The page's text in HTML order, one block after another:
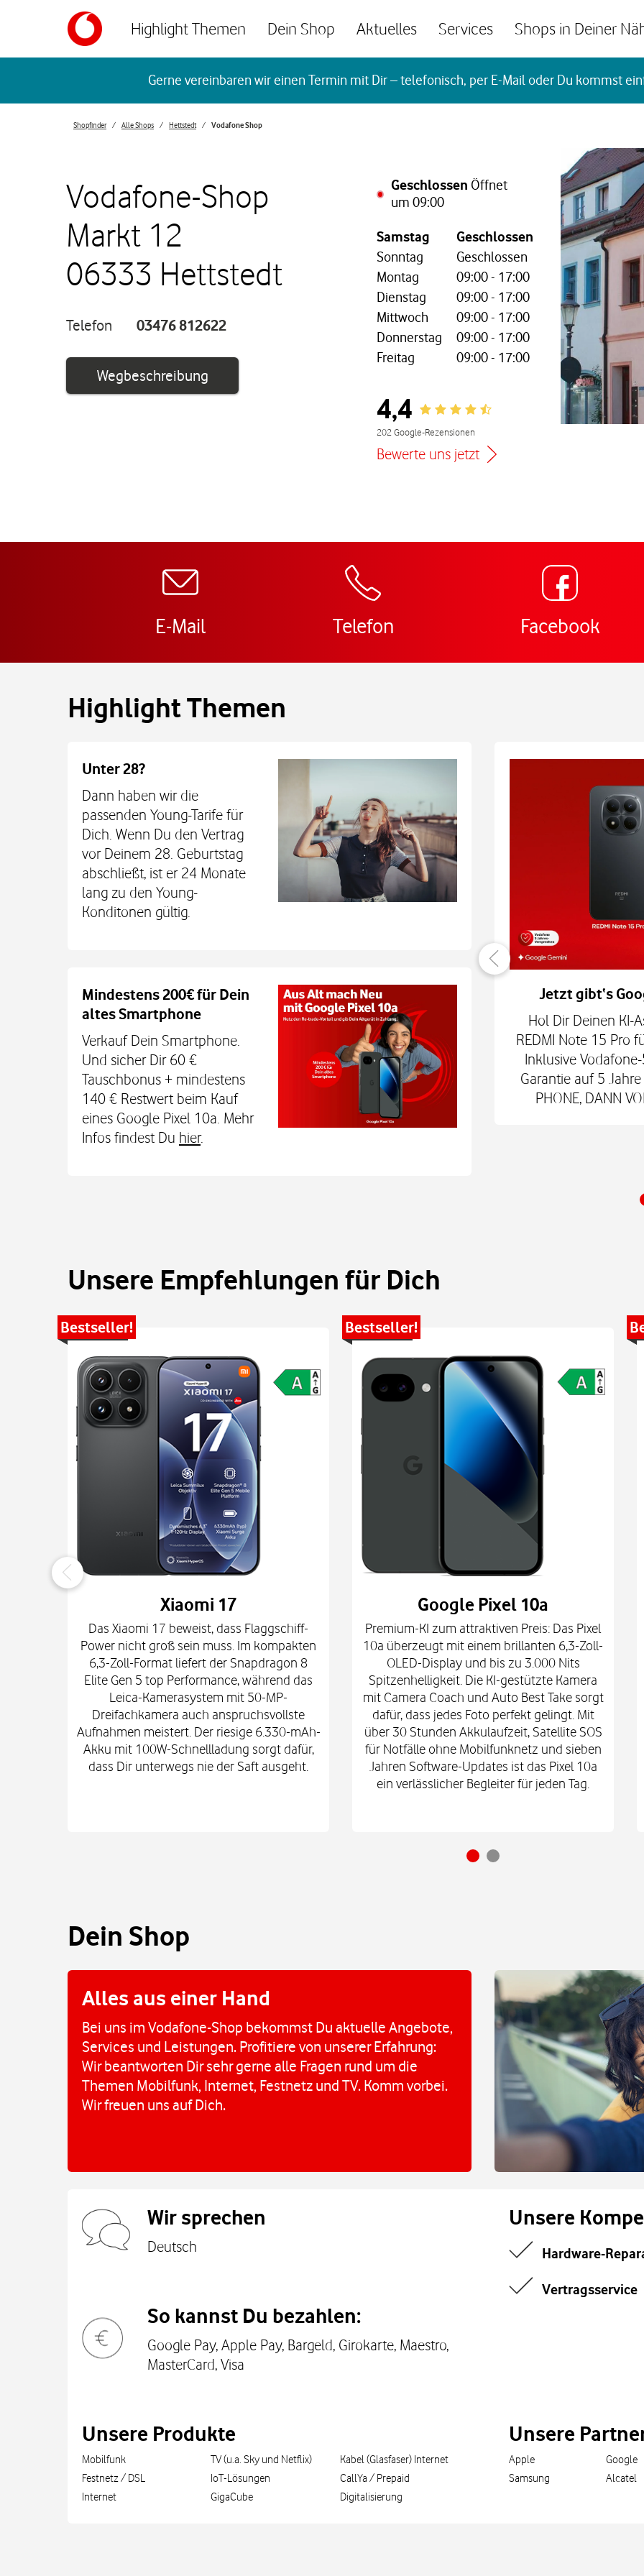
Highlight Themen Dein Shop Aktuelles Services Shops in Deiner
Gerne vereinbaren wir einen Termin mit Dir – telefonisch, per E-Mail oder Du kommst
Shopfinder Alle Shops Hettstedt Vodafone Shop
Vodafone-Shop
Markt 12
06333 Hettstedt
Telefon 03476 812622
WegbeschreibungLink öffnet in einem neuen Tab
Geschlossen Öffnet
um 09:00
Wochentag, Öffnungszeiten
Samstag
Geschlossen
Sonntag
Geschlossen
Montag
09:00- 17:00
Dienstag
09:00- 17:00
Mittwoch
09:00- 17:00
Donnerstag
09:00- 17:00
Freitag
09:00- 17:00
4,4 Rating 4.4
202 Google-Rezensionen
Bewerte uns jetzt
E-Mail Telefon Facebook
Highlight Themen
Unter 28?
Dann haben wir die
passenden Young-Tarife für
Dich. Wenn Du den Vertrag
vor Deinem 28. Geburtstag
abschließt, ist er 24 Monate
lang zu den Young-
Konditonen gültig.
Mindestens 200€ für Dein
altes Smartphone
Verkauf Dein Smartphone.
Und sicher Dir 60 €
Tauschbonus + mindestens
140 € Restwert beim Kauf
eines Google Pixel 10a. Mehr
Infos findest Du hier.
Auch auf dem Schulweg immer verbunden
Dein Kind bleibt unterwegs auch ohne Smartphone mit
Sicherheit erreichbar. Mit der Xplora X6Play 2nd Gen. oder der
TCL MT48X Smartwatch für je einmal 1 € zum Smart Tech M.
Den Tarif gibt's jetzt 3 Monate für 0 € und danach für mtl. 9,99
€. Alle Infos bei uns im Shop.
Jetzt gibt‘s
Hol Dir Deinen KI-
REDMI Note 15 Pro
Inklusive
Garantie auf 5
PHONE, DANN
Unsere Empfehlungen für Dich
Bestseller!
Xiaomi 17
Das Xiaomi 17 beweist, dass Flaggschiff-
Power nicht groß sein muss. Im kompakten
6,3-Zoll-Format liefert der Snapdragon 8
Elite Gen 5 top Performance, während das
Leica-Kamerasystem mit 50-MP-
Dreifachkamera auch anspruchsvollste
Aufnahmen meistert. Der riesige 6.330-mAh-
Akku mit 100W-Schnellladung sorgt dafür,
dass Dir unterwegs nie der Saft ausgeht.
Bestseller!
Google Pixel 10a
Premium-KI zum attraktiven Preis: Das Pixel
10a überzeugt mit einem brillanten 6,3-Zoll-
OLED-Display und bis zu 3.000 Nits
Spitzenhelligkeit. Die KI-gestützte Kamera
mit Camera Coach und Auto Best Take sorgt
dafür, dass jedes Foto perfekt gelingt. Mit
über 30 Stunden Akkulaufzeit, Satellite SOS
für Notfälle ohne Mobilfunknetz und sieben
Jahren Software-Updates ist das Pixel 10a
ein verlässlicher Begleiter für jeden Tag.
Dein Shop
Alles aus einer Hand
Bei uns im Vodafone-Shop bekommst Du aktuelle Angebote,
Services und Leistungen. Profitiere von unserer Erfahrung:
Wir beantworten Dir sehr gerne alle Fragen rund um die
Themen Mobilfunk, Internet, Festnetz und TV. Komm vorbei.
Wir freuen uns auf Dich.
Wir sprechen
Deutsch
So kannst Du bezahlen:
Google Pay, Apple Pay, Bargeld, Girokarte, Maestro,
MasterCard, Visa
Unsere
Hardware-
Vertragsservice
Unsere Produkte
Mobilfunk
Festnetz / DSL
Internet
TV (u.a. Sky und Netflix)
IoT-Lösungen
GigaCube
Kabel (Glasfaser) Internet
CallYa / Prepaid
Digitalisierung
Unsere
Apple
Samsung
Google
Alcatel